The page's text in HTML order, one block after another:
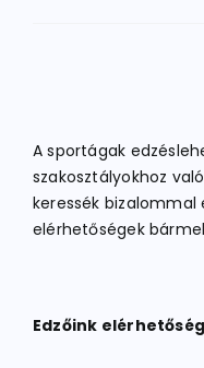
KERÉKPÁR
EGYÉB SPORTÁGAK
A sportágak
szakosztályokhoz
keressék bizalommal
elérhetőségek
Edzőink